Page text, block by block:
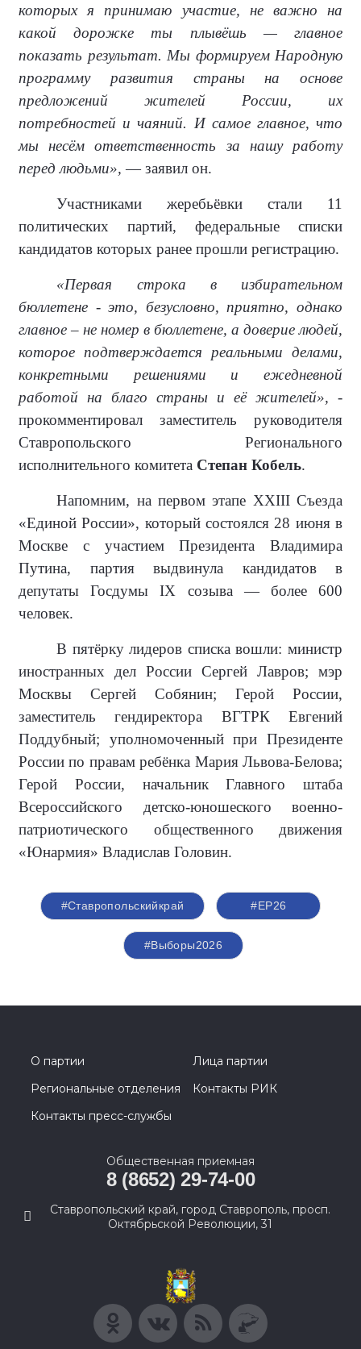
которых я принимаю участие, не важно на
какой дорожке ты плывёшь — главное
показать результат. Мы формируем Народную
программу развития страны на основе
предложений жителей России, их
потребностей и чаяний. И самое главное, что
мы несём ответственность за нашу работу
перед людьми», — заявил он.
Участниками жеребьёвки стали 11
политических партий, федеральные списки
кандидатов которых ранее прошли регистрацию.
«Первая строка в избирательном
бюллетене - это, безусловно, приятно, однако
главное – не номер в бюллетене, а доверие людей,
которое подтверждается реальными делами,
конкретными решениями и ежедневной
работой на благо страны и её жителей», -
прокомментировал заместитель руководителя
Ставропольского Регионального
исполнительного комитета Степан Кобель.
Напомним, на первом этапе XXIII Съезда
«Единой России», который состоялся 28 июня в
Москве с участием Президента Владимира
Путина, партия выдвинула кандидатов в
депутаты Госдумы IX созыва — более 600
человек.
В пятёрку лидеров списка вошли: министр
иностранных дел России Сергей Лавров; мэр
Москвы Сергей Собянин; Герой России,
заместитель гендиректора ВГТРК Евгений
Поддубный; уполномоченный при Президенте
России по правам ребёнка Мария Львова-Белова;
Герой России, начальник Главного штаба
Всероссийского детско-юношеского военно-
патриотического общественного движения
«Юнармия» Владислав Головин.
#Ставропольскийкрай #ЕР26
#Выборы2026
О партии
Лица партии
Региональные отделения
Контакты РИК
Контакты пресс-службы
Общественная приемная
8 (8652) 29-74-00
Ставропольский край, город Ставрополь, просп.
Октябрьской Революции, 31